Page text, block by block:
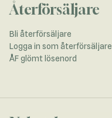
Återförsäljare
Bli återförsäljare
Logga in som återförsäljare
ÅF glömt lösenord